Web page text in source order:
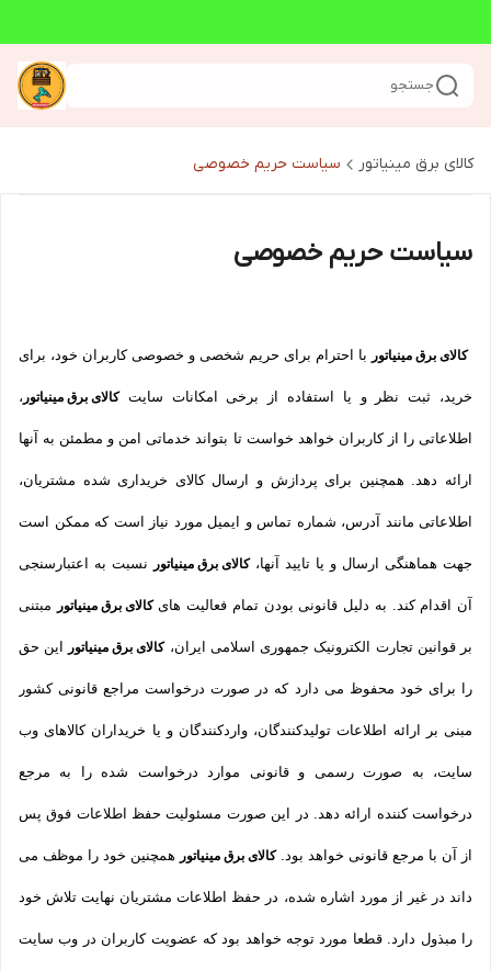
جستجو
کالای برق مینیاتور سیاست حریم خصوصی
سیاست حریم خصوصی
کالای برق مینیاتور با احترام برای حریم شخصی و خصوصی کاربران خود، برای
خرید، ثبت نظر و یا استفاده از برخی امکانات سایتکالای برق مینیاتور ،
اطلاعاتی را از کاربران خواهد خواست تا بتواند خدماتی امن و مطمئن به آنها
ارائه دهد. همچنین برای پردازش و ارسال کالای خریداری شده مشتریان،
اطلاعاتی مانند آدرس، شماره تماس و ایمیل مورد نیاز است که ممکن است
جهت هماهنگی ارسال و یا تایید آنها،کالای برق مینیاتور نسبت به اعتبارسنجی
آن اقدام کند. به دلیل قانونی بودن تمام فعالیت هایکالای برق مینیاتور مبتنی
بر قوانین تجارت الکترونیک جمهوری اسلامی ایران،کالای برق مینیاتور این حق
را برای خود محفوظ می دارد که در صورت درخواست مراجع قانونی کشور
مبنی بر ارائه اطلاعات تولیدکنندگان، واردکنندگان و یا خریداران کالاهای وب
سایت، به صورت رسمی و قانونی موارد درخواست شده را به مرجع
درخواست کننده ارائه دهد. در این صورت مسئولیت حفظ اطلاعات فوق پس
از آن با مرجع قانونی خواهد بود.کالای برق مینیاتور همچنین خود را موظف می
داند در غیر از مورد اشاره شده، در حفظ اطلاعات مشتریان نهایت تلاش خود
را مبذول دارد. قطعا مورد توجه خواهد بود که عضویت کاربران در وب سایت